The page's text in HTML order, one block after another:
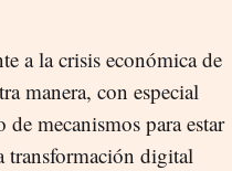
a la crisis económica de
manera, con especial
mecanismos para estar
transformación digital